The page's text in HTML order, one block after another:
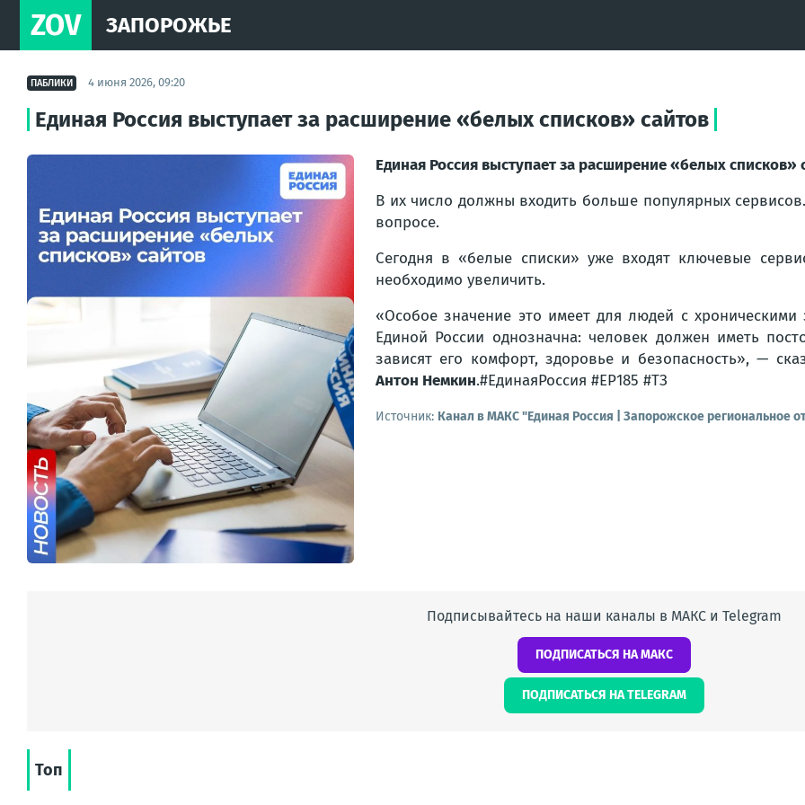
ZOV ЗАПОРОЖЬЕ
ПАБЛИКИ 4 июня 2026, 09:20
Единая Россия выступает за расширение «белых списков» сайтов
Единая Россия выступает за расширение «белых списков»
В их число должны входить больше популярных
вопросе.
Сегодня в «белые списки» уже входят ключевые
необходимо увеличить.
«Особое значение это имеет для людей с
Единой России однозначна: человек должен иметь
зависят его комфорт, здоровье и безопасность», —
Антон Немкин.#ЕдинаяРоссия #ЕР185 #ТЗ
Источник: Канал в МАКС "Единая Россия | Запорожское региональное
Подписывайтесь на наши каналы в МАКС и Telegram
ПОДПИСАТЬСЯ НА МАКС
ПОДПИСАТЬСЯ НА TELEGRAM
Топ